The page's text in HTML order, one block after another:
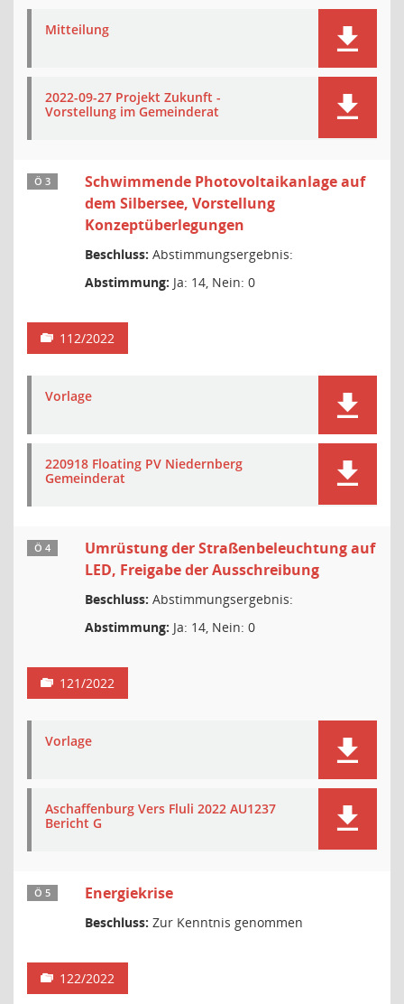
Mitteilung
2022-09-27 Projekt Zukunft -
Vorstellung im Gemeinderat
Ö 3
Schwimmende Photovoltaikanlage auf
dem Silbersee, Vorstellung
Konzeptüberlegungen
Beschluss: Abstimmungsergebnis:
Abstimmung: Ja: 14, Nein: 0
112/2022
Vorlage
220918 Floating PV Niedernberg
Gemeinderat
Ö 4
Umrüstung der Straßenbeleuchtung auf
LED, Freigabe der Ausschreibung
Beschluss: Abstimmungsergebnis:
Abstimmung: Ja: 14, Nein: 0
121/2022
Vorlage
Aschaffenburg Vers Fluli 2022 AU1237
Bericht G
Ö 5 Energiekrise
Beschluss: Zur Kenntnis genommen
122/2022